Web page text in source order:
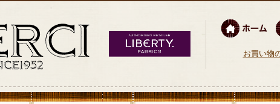
お買い物